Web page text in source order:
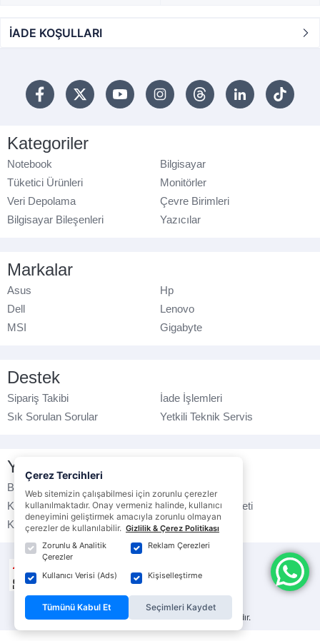
İADE KOŞULLARI
Kategoriler
Notebook
Bilgisayar
Tüketici Ürünleri
Monitörler
Veri Depolama
Çevre Birimleri
Bilgisayar Bileşenleri
Yazıcılar
Markalar
Asus
Hp
Dell
Lenovo
MSI
Gigabyte
Destek
Sipariş Takibi
İade İşlemleri
Sık Sorulan Sorular
Yetkili Teknik Servis
Yasal Bilgilendirme
Banka Hesap No
Kullanım Koşulları
Ticari Elektronik İleti
K.V.K.K. Politikası
Veri Gizliliği
© ebrarbilgisayar.com - Tüm hakları saklıdır.
Çerez Tercihleri
Web sitemizin çalışabilmesi için zorunlu çerezler
kullanılmaktadır. Onay vermeniz halinde, kullanıcı
deneyimini geliştirmek amacıyla zorunlu olmayan
çerezler de kullanılabilir. Gizlilik & Çerez Politikası
Zorunlu & Analitik
Çerezler
Reklam Çerezleri
Kullanıcı Verisi (Ads) Kişiselleştirme
Tümünü Kabul Et Seçimleri Kaydet